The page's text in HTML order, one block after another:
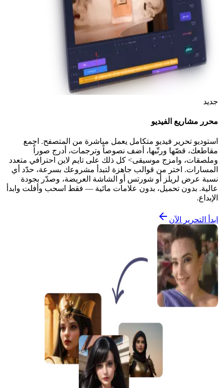
جديد
محرر مشاريع الفيديو
استوديو تحرير فيديو متكامل يعمل مباشرة من المتصفح. اجمع
مقاطعك، قصّها ورتّبها، أضف نصوصاً وترجمات، أدرج صوراً
وملصقات، وامزج موسيقى> كل ذلك على تايم لاين احترافي متعدد
المسارات. اختر من قوالب جاهزة لتبدأ مشروعك بسرعة، حدّد أي
نسبة عرض لريلز أو شورتس أو الشاشة العريضة، وصدّر بجودة
عالية. بدون تحميل، بدون علامات مائية — فقط اسحب وأفلت وابدأ
الإبداع.
ابدأ التحرير الآن